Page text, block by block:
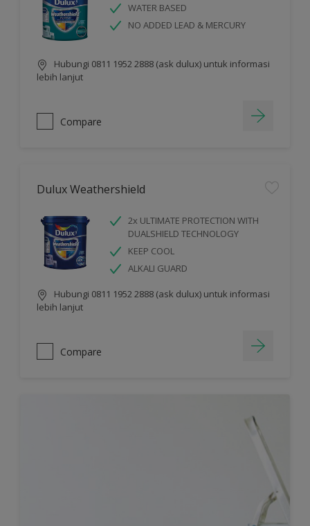
WATER BASED
NO ADDED LEAD & MERCURY
Hubungi 0811 1952 2888 (ask dulux) untuk informasi
lebih lanjut
Compare
Dulux Weathershield
2x ULTIMATE PROTECTION WITH
DUALSHIELD TECHNOLOGY
KEEP COOL
ALKALI GUARD
Hubungi 0811 1952 2888 (ask dulux) untuk informasi
lebih lanjut
Compare